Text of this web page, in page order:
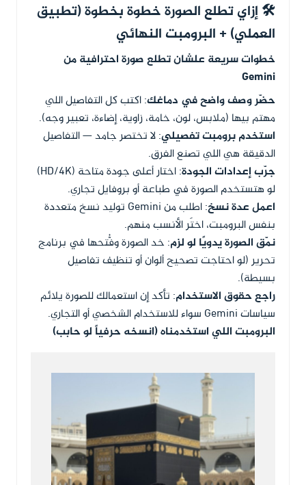
🛠️ إزاي تطلع الصورة خطوة بخطوة (تطبيق
العملي) + البرومبت النهائي
خطوات سريعة علشان تطلع صورة احترافية من
Gemini
حضّر وصف واضح في دماغك: اكتب كل التفاصيل اللي
مهتم بيها (ملابس، لون، خامة، زاوية، إضاءة، تعبير وجه).
استخدم برومبت تفصيلي: لا تختصر جامد — التفاصيل
الدقيقة هي اللي تصنع الفرق.
جرّب إعدادات الجودة
: اختار أعلى جودة متاحة (HD/4K)
لو هتستخدم الصورة في طباعة أو بروفايل تجاري.
اعمل عدة نسخ
: اطلب من Gemini توليد نسخ متعددة
بنفس البرومبت، اختَر الأنسب منهم.
نمّق الصورة يدويًا لو لزم: خد الصورة وفُّتحها في برنامج
تحرير (لو احتاجت تصحيح ألوان أو تنظيف تفاصيل
بسيطة).
راجع حقوق الاستخدام: تأكد إن استعمالك للصورة يلائم
سياسات Gemini سواء للاستخدام الشخصي أو التجاري.
البرومبت اللي استخدمناه (انسخه حرفياً لو حابب)